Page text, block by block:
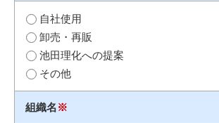
自社使用
卸売・再販
池田理化への提案
その他
組織名※